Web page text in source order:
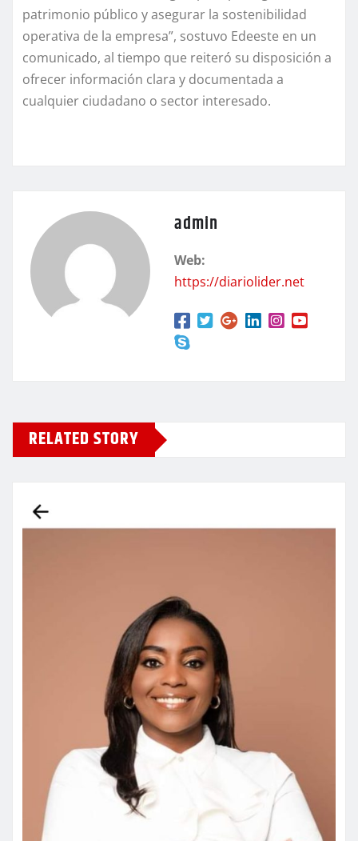
patrimonio público y asegurar la sostenibilidad
operativa de la empresa”, sostuvo Edeeste en un
comunicado, al tiempo que reiteró su disposición a
ofrecer información clara y documentada a
cualquier ciudadano o sector interesado.
admin
Web:
https://diariolider.net
RELATED STORY